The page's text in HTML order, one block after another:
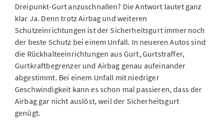
Dreipunkt-Gurt anzuschnallen? Die Antwort lautet ganz
klar Ja. Denn trotz Airbag und weiteren
Schutzeinrichtungen ist der Sicherheitsgurt immer noch
der beste Schutz bei einem Unfall. In neueren Autos sind
die Rückhalteeinrichtungen aus Gurt, Gurtstraffer,
Gurtkraftbegrenzer und Airbag genau aufeinander
abgestimmt. Bei einem Unfall mit niedriger
Geschwindigkeit kann es schon mal passieren, dass der
Airbag gar nicht auslöst, weil der Sicherheitsgurt
genügt.